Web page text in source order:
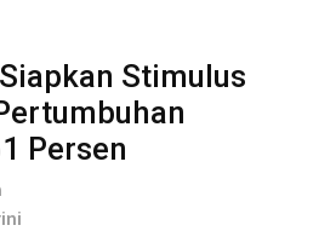
Stimulus
Persen